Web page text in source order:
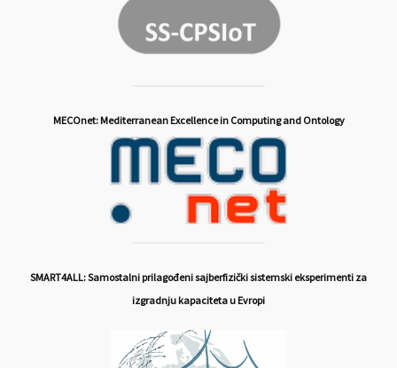
MECOnet: Mediterranean Excellence in Computing and Ontology
SMART4ALL: Samostalni prilagođeni sajberfizički sistemski eksperimenti za
izgradnju kapaciteta u Evropi